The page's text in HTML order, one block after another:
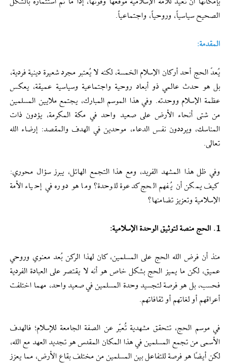
الصحيح سياسياً، وروحياً، واجتماعياً.
المقدمة:
يُعدّ الحج أحد أركان الإسلام الخمسة، لكنه لا يُعتبر مجرد شعيرة دينية فردية،
بل هو حدث عالمي ذو أبعاد روحية واجتماعية وسياسية عميقة، يعكس
عظمة الإسلام ووحدته. وفي هذا الموسم المبارك، يجتمع ملايين المسلمين
من شتى أنحاء الأرض على صعيد واحد في مكة المكرمة، يؤدون ذات
المناسك، ويرددون نفس الدعاء، موحدين في الهدف والمقصد: إرضاء الله
تعالى.
وفي ظل هذا المشهد الفريد، ومع هذا التجمع الهائل، يبرز سؤال محوري:
كيف يمكن أن يُفهم الحج كدعوة للوحدة؟ وما هو دوره في إحياء الأمة
الإسلامية وتعزيز تضامنها؟
1. الحج منصة لتوثيق الوحدة الإسلامية:
منذ أن فرض الله الحج على المسلمين، كان لهذا الركن بُعد معنوي وروحي
عميق، لكن ما يميز الحج بشكل خاص هو أنه لا يقتصر على العبادة الفردية
فحسب، بل هو فرصة لتجسيد وحدة المسلمين في صعيد واحد، مهما اختلفت
أعراقهم أو لغاتهم أو ثقافاتهم.
في موسم الحج، تتحقق مشهدية تُعبّر عن الصفة الجامعة للإسلام؛ فالهدف
الأسمى من تجمع المسلمين في هذا المكان المقدس هو تجديد العهد مع الله،
لكن أيضًا هو فرصة للتفاعل بين المسلمين من مختلف بقاع الأرض، مما يعزز